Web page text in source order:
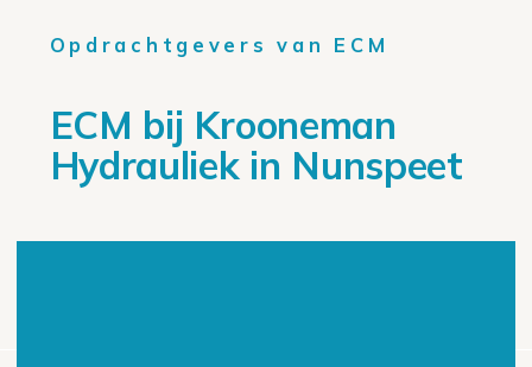
Opdrachtgevers van ECM
ECM bij Krooneman
Hydrauliek in Nunspeet